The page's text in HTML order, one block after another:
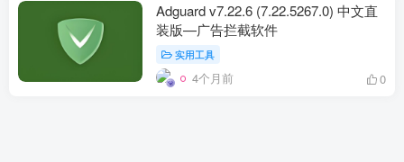
Adguard v7.22.6 (7.22.5267.0) 中文直
装版—广告拦截软件
实用工具
4个月前 0